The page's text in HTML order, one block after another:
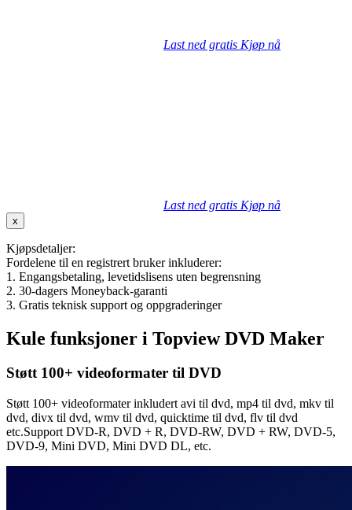
Last ned gratis Kjøp nå
Last ned gratis Kjøp nå
x
Kjøpsdetaljer:
Fordelene til en registrert bruker inkluderer:
1. Engangsbetaling, levetidslisens uten begrensning
2. 30-dagers Moneyback-garanti
3. Gratis teknisk support og oppgraderinger
Kule funksjoner i Topview DVD Maker
Støtt 100+ videoformater til DVD
Støtt 100+ videoformater inkludert avi til dvd, mp4 til dvd, mkv til
dvd, divx til dvd, wmv til dvd, quicktime til dvd, flv til dvd
etc.Support DVD-R, DVD + R, DVD-RW, DVD + RW, DVD-5,
DVD-9, Mini DVD, Mini DVD DL, etc.